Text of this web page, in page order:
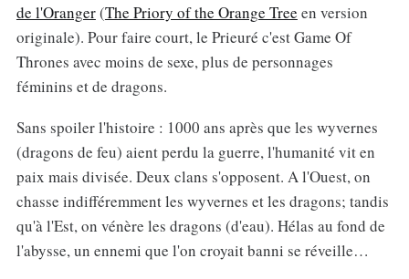
de l'Oranger(The Priory of the Orange Tree en version
originale). Pour faire court, le Prieuré c'est Game Of
Thrones avec moins de sexe, plus de personnages
féminins et de dragons.
Sans spoiler l'histoire : 1000 ans après que les wyvernes
(dragons de feu) aient perdu la guerre, l'humanité vit en
paix mais divisée. Deux clans s'opposent. A l'Ouest, on
chasse indifféremment les wyvernes et les dragons; tandis
qu'à l'Est, on vénère les dragons (d'eau). Hélas au fond de
l'abysse, un ennemi que l'on croyait banni se réveille…